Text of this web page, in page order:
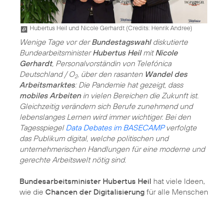
Hubertus Heil und Nicole Gerhardt (Credits: Henrik Andree)
Wenige Tage vor derBundestagswahldiskutierte
BundearbeitsministerHubertus HeilmitNicole
Gerhardt, Personalvorständin von Telefónica
Deutschland / O2, über den rasanten Wandel des
Arbeitsmarktes: Die Pandemie hat gezeigt, dass
mobiles Arbeitenin vielen Bereichen die Zukunft ist.
Gleichzeitig verändern sich Berufe zunehmend und
lebenslanges Lernen wird immer wichtiger. Bei den
Tagesspiegel Data Debates im BASECAMPverfolgte
das Publikum digital, welche politischen und
unternehmerischen Handlungen für eine moderne und
gerechte Arbeitswelt nötig sind.
Bundesarbeitsminister Hubertus Heil hat viele Ideen,
wie die Chancen der Digitalisierung für alle Menschen